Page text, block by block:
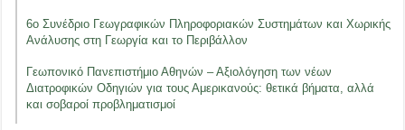
6ο Συνέδριο Γεωγραφικών Πληροφοριακών Συστημάτων και Χωρικής
Ανάλυσης στη Γεωργία και το Περιβάλλον
Γεωπονικό Πανεπιστήμιο Αθηνών – Αξιολόγηση των νέων
Διατροφικών Οδηγιών για τους Αμερικανούς: θετικά βήματα, αλλά
και σοβαροί προβληματισμοί